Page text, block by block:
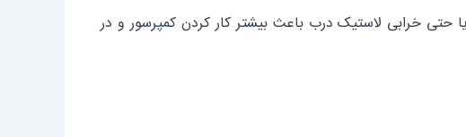
حتی خرابی لاستیک درب باعث بیشتر کار کردن کمپرسور و در